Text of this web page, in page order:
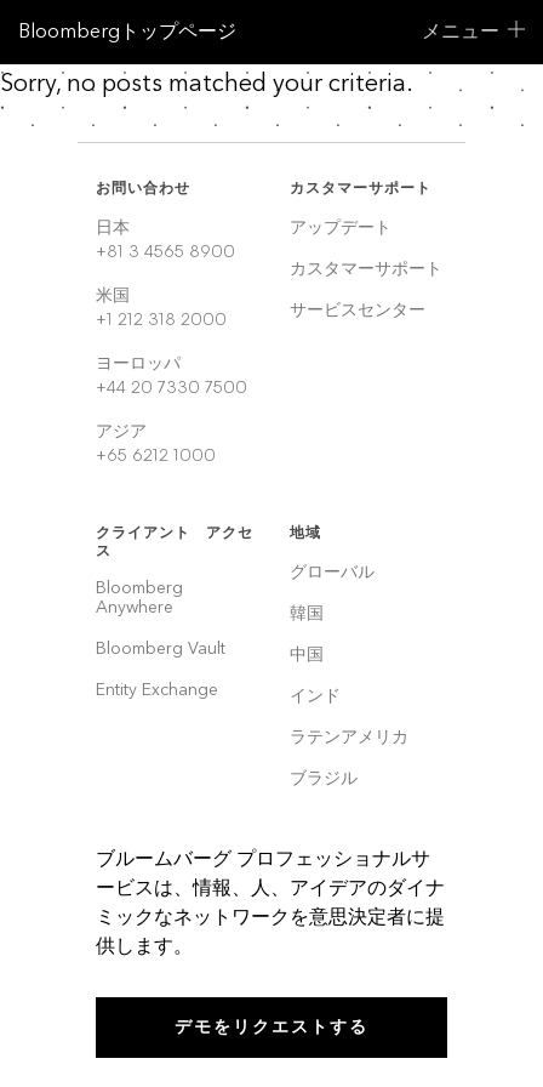
Bloombergトップページ メニュー
Sorry, no posts matched your criteria.
お問い合わせ
日本
+81 3 4565 8900
米国
+1 212 318 2000
ヨーロッパ
+44 20 7330 7500
アジア
+65 6212 1000
カスタマーサポート
アップデート
カスタマーサポート
サービスセンター
クライアント アクセ
ス
Bloomberg
Anywhere
Bloomberg Vault
Entity Exchange
地域
グローバル
韓国
中国
インド
ラテンアメリカ
ブラジル
ブルームバーグ プロフェッショナルサ
ービスは、情報、人、アイデアのダイナ
ミックなネットワークを意思決定者に提
供します。
デモをリクエストする